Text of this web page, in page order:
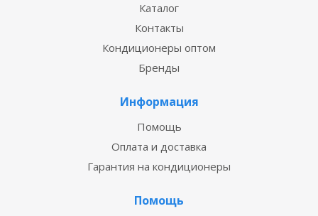
Каталог
Контакты
Кондиционеры оптом
Бренды
Информация
Помощь
Оплата и доставка
Гарантия на кондиционеры
Помощь